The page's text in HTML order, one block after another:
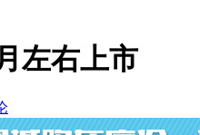
左右上市